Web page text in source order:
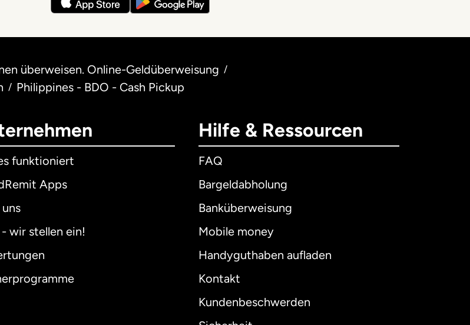
überweisen. Online-Geldüberweisung /
/ Philippines - BDO - Cash Pickup
funktioniert
Apps
wir stellen ein!
Hilfe & Ressourcen
FAQ
Bargeldabholung
Banküberweisung
Mobile money
Handyguthaben aufladen
Kontakt
Kundenbeschwerden